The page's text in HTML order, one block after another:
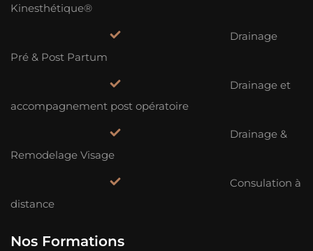
Kinesthétique®
Drainage
Pré & Post Partum
Drainage et
accompagnement post opératoire
Drainage &
Remodelage Visage
Consulation à
distance
Nos Formations